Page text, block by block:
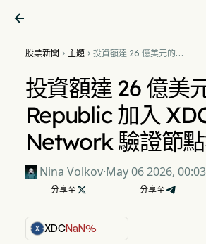

股票新聞  主題 投資額達 26 億美元的
驗證節點集
投資額達 26 億美
Republic 加入
Network 驗證節
Nina Volkov·May 06 2026, 00:03
分享至  分享至
XDCNaN%